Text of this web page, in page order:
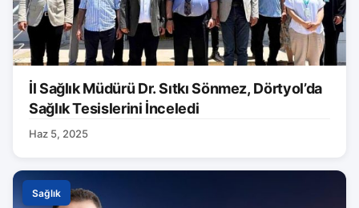
İl Sağlık Müdürü Dr. Sıtkı Sönmez, Dörtyol’da
Sağlık Tesislerini İnceledi
Haz 5, 2025
Sağlık